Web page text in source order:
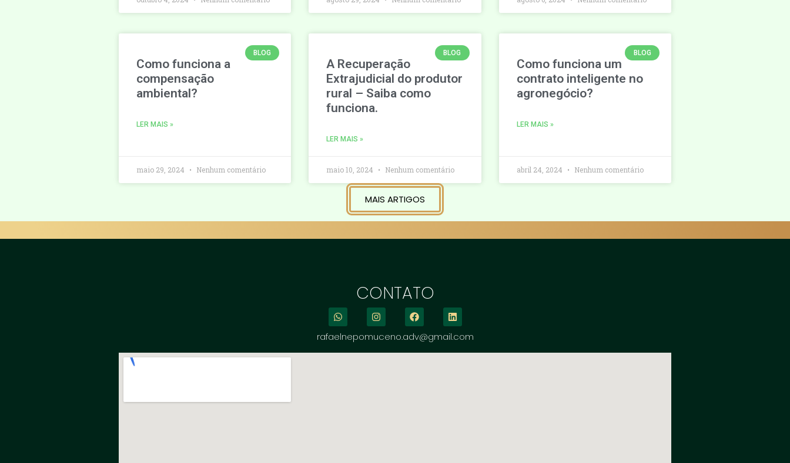
BLOG
Como funciona a
compensação
ambiental?
LER MAIS »
maio 29, 2024 Nenhum comentário
BLOG
A Recuperação
Extrajudicial do produtor
rural – Saiba como
funciona.
LER MAIS »
maio 10, 2024 Nenhum comentário
BLOG
Como funciona um
contrato inteligente no
agronegócio?
LER MAIS »
abril 24, 2024 Nenhum comentário
MAIS ARTIGOS
CONTATO
rafaelnepomuceno.adv@gmail.com